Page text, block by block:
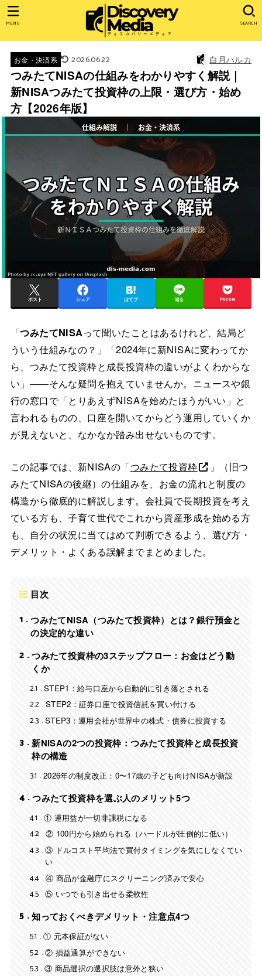
SEARCH
MENU
お金・決済系 2026.06.22 白月ハルカ
つみたてNISAの仕組みをわかりやすく解説｜
新NISAつみたて投資枠の上限・選び方・始め
方【2026年版】
ポスト シェア はてブ 送る Pocket
「つみたてNISAって聞いたことはあるけれど、結局ど
ういう仕組みなの？」「2024年に新NISAに変わってか
ら、つみたて投資枠と成長投資枠の違いがよくわからな
い」――そんな疑問を抱えていませんか。ニュースや銀
行の窓口で「とりあえずNISAを始めたほうがいい」と
言われるものの、口座を開いてからどう運用していくか
が見えないと、なかなか踏み出せないものです。
この記事では、新NISAの「つみたて投資枠
」（旧つ
みたてNISAの後継）の仕組みを、お金の流れと制度の
構造から徹底的に解説します。会社員で長期投資を考え
ている方も、子育て世代でこれから資産形成を始める方
も、自分の状況に当てはめて判断できるよう、選び方・
デメリット・よくある誤解までまとめました。
目次
1
つみたてNISA（つみたて投資枠）とは？銀行預金と
の決定的な違い
2
つみたて投資枠の3ステップフロー：お金はどう動
くか
2.1
STEP1：給与口座から自動的に引き落とされる
2.2 STEP2：証券口座で投資信託を買い付ける
2.3 STEP3：運用会社が世界中の株式・債券に投資する
3
新NISAの2つの投資枠：つみたて投資枠と成長投資
枠の構造
3.1
2026年の制度改正：0〜17歳の子ども向けNISAが新設
4
つみたて投資枠を選ぶ人のメリット5つ
4.1
① 運用益が一切非課税になる
4.2 ② 100円から始められる（ハードルが圧倒的に低い）
4.3 ③ ドルコスト平均法で買付タイミングを気にしなくてい
い
4.4 ④ 商品が金融庁にスクリーニング済みで安心
4.5 ⑤ いつでも引き出せる柔軟性
5
知っておくべきデメリット・注意点4つ
5.1
① 元本保証がない
5.2 ② 損益通算ができない
5.3 ③ 商品選択の選択肢は意外と狭い